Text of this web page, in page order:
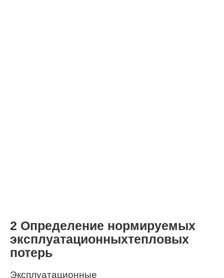
2 Определение нормируемых
эксплуатационныхтепловых
потерь
Эксплуатационные